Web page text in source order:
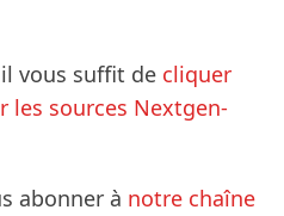
il vous suffit de cliquer
les sources Nextgen-
abonner à notre chaîne